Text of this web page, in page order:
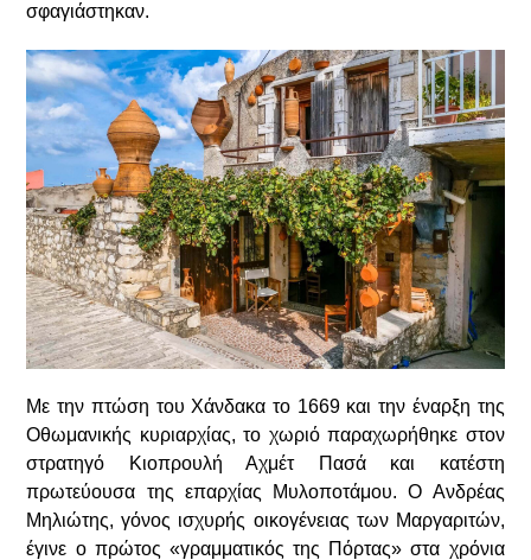
σφαγιάστηκαν.
Με την πτώση του Χάνδακα το 1669 και την έναρξη της
Οθωμανικής κυριαρχίας, το χωριό παραχωρήθηκε στον
στρατηγό Κιοπρουλή Αχμέτ Πασά και κατέστη
πρωτεύουσα της επαρχίας Μυλοποτάμου. Ο Ανδρέας
Μηλιώτης, γόνος ισχυρής οικογένειας των Μαργαριτών,
έγινε ο πρώτος «γραμματικός της Πόρτας» στα χρόνια